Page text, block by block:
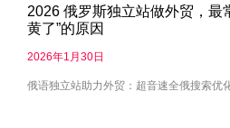
2026 俄罗斯独立站做外贸，最
黄了”的原因
2026年1月30日
俄语独立站助力外贸：超音速全俄搜索优